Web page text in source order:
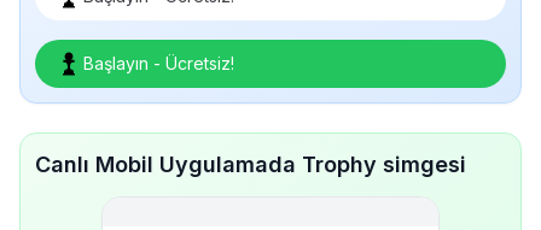
Başlayın - Ücretsiz!
Canlı Mobil Uygulamada Trophy simgesi